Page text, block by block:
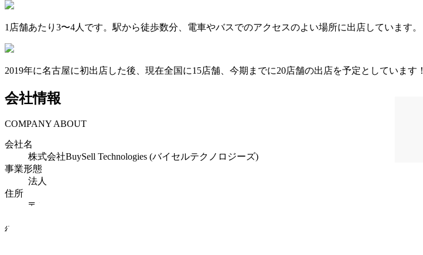
1店舗あたり3〜4人です。駅から徒歩数分、電車やバスでのアクセスのよい場所に出店しています。
2019年に名古屋に初出店した後、現在全国に15店舗、今期までに20店舗の出店を予定としています！
会社情報
COMPANY ABOUT
会社名
株式会社BuySell Technologies (バイセルテクノロジーズ)
事業形態
法人
住所
〒 160-0004
従業員数